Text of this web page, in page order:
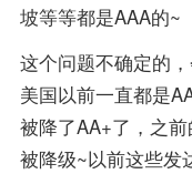
坡等等都是AAA的~
这个问题不确定的
美国以前一直都是
被降了AA+了，之
被降级~以前这些发